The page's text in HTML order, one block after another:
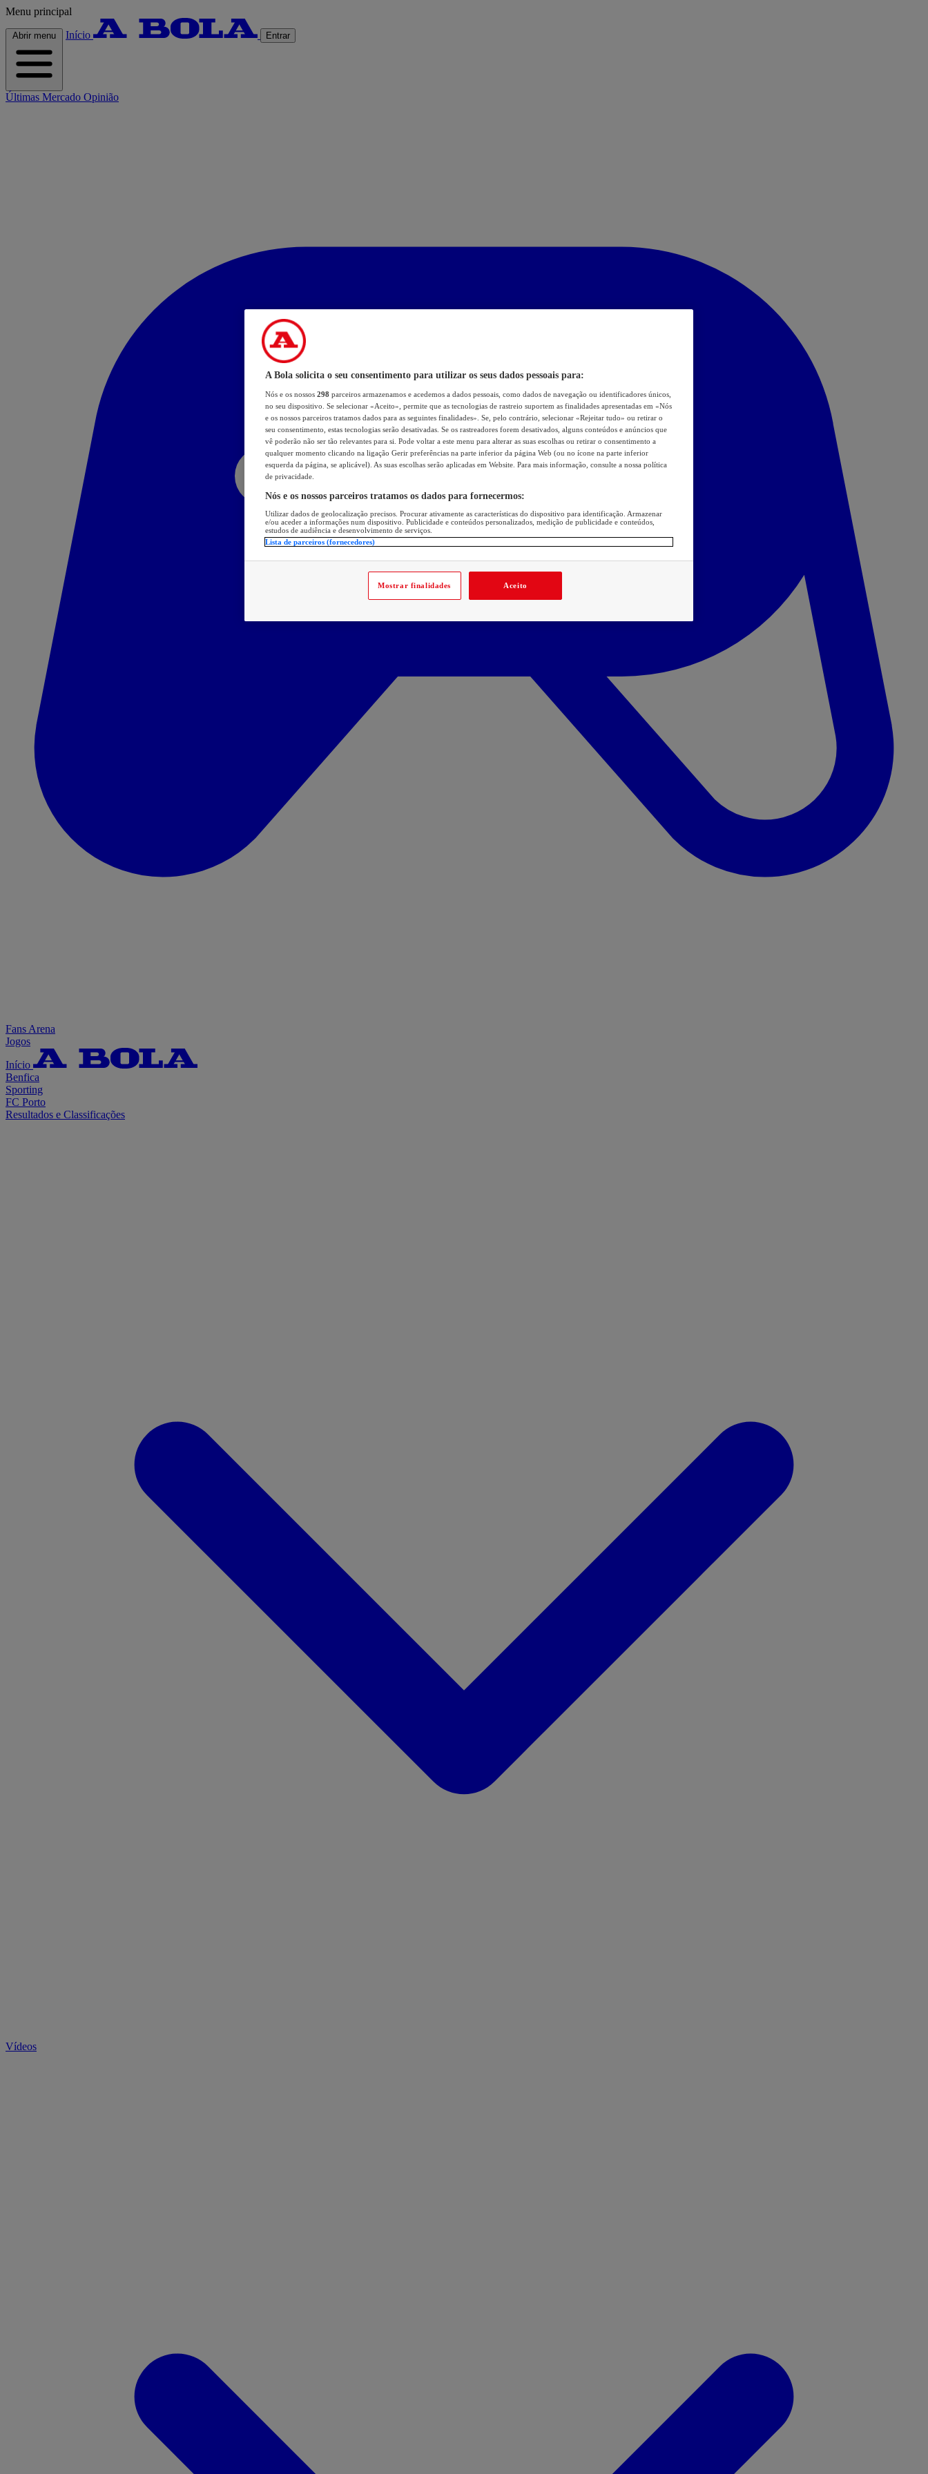
Menu principal
Abrir menu Início Entrar
Últimas Mercado Opinião
Fans Arena
Jogos
Início
Benfica
Sporting
FC Porto
Resultados e Classificações
Vídeos
A Bola solicita o seu consentimento para utilizar os seus dados pessoais para:
Nós e os nossos 298 parceiros armazenamos e acedemos a dados pessoais, como dados de navegação ou identificadores únicos,
no seu dispositivo. Se selecionar «Aceito», permite que as tecnologias de rastreio suportem as finalidades apresentadas em «Nós
e os nossos parceiros tratamos dados para as seguintes finalidades». Se, pelo contrário, selecionar «Rejeitar tudo» ou retirar o
seu consentimento, estas tecnologias serão desativadas. Se os rastreadores forem desativados, alguns conteúdos e anúncios que
vê poderão não ser tão relevantes para si. Pode voltar a este menu para alterar as suas escolhas ou retirar o consentimento a
qualquer momento clicando na ligação Gerir preferências na parte inferior da página Web (ou no ícone na parte inferior
esquerda da página, se aplicável). As suas escolhas serão aplicadas em Website. Para mais informação, consulte a nossa política
de privacidade.
Nós e os nossos parceiros tratamos os dados para fornecermos:
Utilizar dados de geolocalização precisos. Procurar ativamente as características do dispositivo para identificação. Armazenar
e/ou aceder a informações num dispositivo. Publicidade e conteúdos personalizados, medição de publicidade e conteúdos,
estudos de audiência e desenvolvimento de serviços.
Lista de parceiros (fornecedores)
Mostrar finalidades Aceito